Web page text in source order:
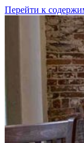
Перейти к